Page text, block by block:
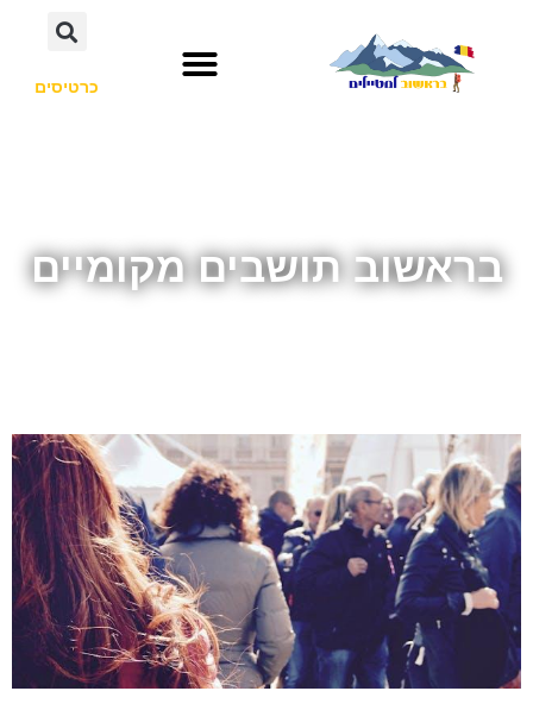
כרטיסים
בראשוב תושבים מקומיים